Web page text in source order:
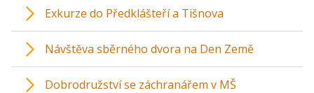
Exkurze do Předklášteří a Tišnova
Návštěva sběrného dvora na Den Země
Dobrodružství se záchranářem v MŠ